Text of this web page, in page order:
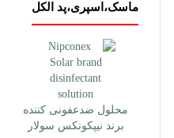
ماسک،اسپری،پد الکل
محلول ضدعفونی
دست برند سانوسید
300,000تومان